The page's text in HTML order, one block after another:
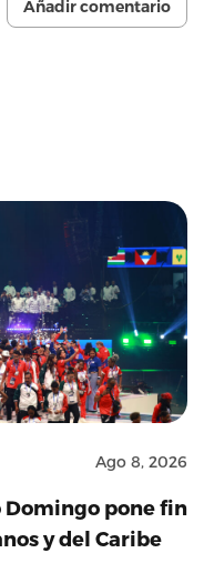
Añadir comentario
Ago 8, 2026
Domingo pone fin
y del Caribe